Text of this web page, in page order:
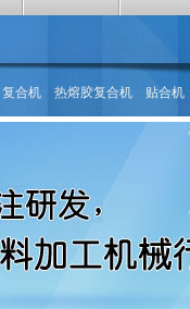
复合机 热熔胶复合机 贴合机